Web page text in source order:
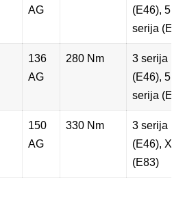
AG
(E46), 5
serija
136
AG
280 Nm
3 serija
(E46), 5
serija
150
AG
330 Nm
3 serija
(E46), X3
(E83)